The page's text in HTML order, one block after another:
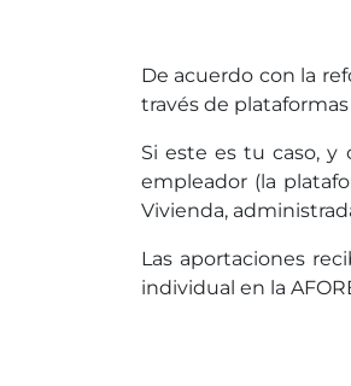
De acuerdo con la
través de
Si este es tu caso, y
empleador (la
Vivienda,
Las aportaciones
individual en la